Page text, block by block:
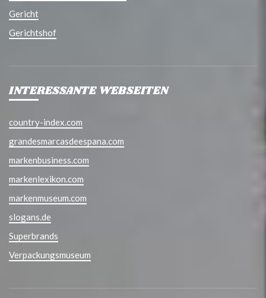
Gericht
Gerichtshof
INTERESSANTE WEBSEITEN
country-index.com
grandesmarcasdeespana.com
markenbusiness.com
markenlexikon.com
markenmuseum.com
slogans.de
Superbrands
Verpackungsmuseum